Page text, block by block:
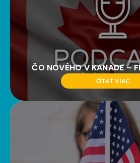
ČO NOVÉHO V KANADE –
ČÍTAŤ VIAC